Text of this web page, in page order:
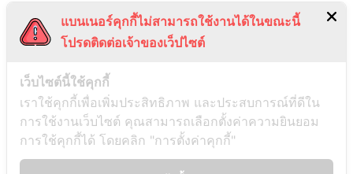
CONTACT US
PRIVACY POLICY
TERMS & CONDITIONS
RECENT POSTS
Payment Notification
แบนเนอร์คุกกี้ไม่สามารถใช้งานได้ในขณะนี้
โปรดติดต่อเจ้าของเว็ปไซต์
เว็บไซต์นี้ใช้คุกกี้
เราใช้คุกกี้เพื่อเพิ่มประสิทธิภาพ และประสบการณ์ที่ดีใน
การใช้งานเว็บไซต์ คุณสามารถเลือกตั้งค่าความยินยอม
การใช้คุกกี้ได้ โดยคลิก "การตั้งค่าคุกกี้"